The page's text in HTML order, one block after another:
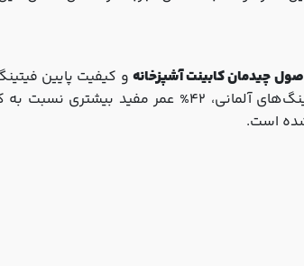
چیدمان کابینت آشپزخانه و کیفیت پایین
42%
عمر مفید بیشتری نسبت